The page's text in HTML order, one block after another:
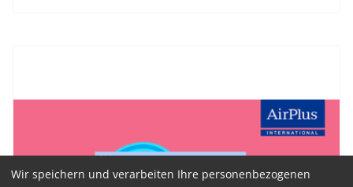
Wir speichern und verarbeiten Ihre personenbezogenen